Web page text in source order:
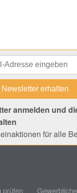
anmelden und
für alle
prüfen
Gewerbliche